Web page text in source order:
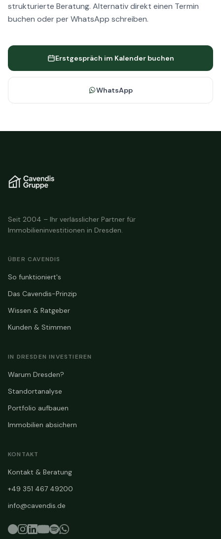
strukturierte Beratung. Alternativ direkt einen Termin
buchen oder per WhatsApp schreiben.
Erstgespräch im Kalender buchen
WhatsApp
Seit 2004 – Ihr verlässlicher Partner für
Immobilieninvestitionen in Dresden.
ÜBER CAVENDIS
So funktioniert's
Das Cavendis-Prinzip
Wissen & Ratgeber
Kunden & Stimmen
IN DRESDEN INVESTIEREN
Warum Dresden?
Standortanalyse
Portfolio aufbauen
Immobilien absichern
KONTAKT
Kontakt & Beratung
+49 351 467 49200
info@cavendis.de